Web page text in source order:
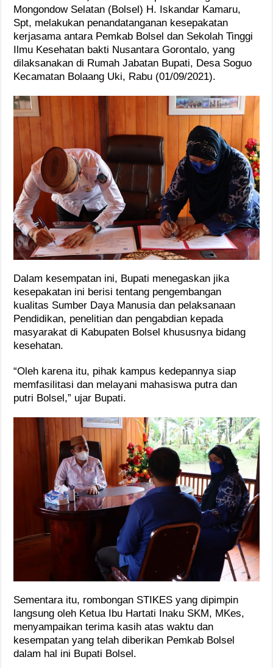
Mongondow Selatan (Bolsel) H. Iskandar Kamaru,
Spt, melakukan penandatanganan kesepakatan
kerjasama antara Pemkab Bolsel dan Sekolah Tinggi
Ilmu Kesehatan bakti Nusantara Gorontalo, yang
dilaksanakan di Rumah Jabatan Bupati, Desa Soguo
Kecamatan Bolaang Uki, Rabu (01/09/2021).
Dalam kesempatan ini, Bupati menegaskan jika
kesepakatan ini berisi tentang pengembangan
kualitas Sumber Daya Manusia dan pelaksanaan
Pendidikan, penelitian dan pengabdian kepada
masyarakat di Kabupaten Bolsel khususnya bidang
kesehatan.
“Oleh karena itu, pihak kampus kedepannya siap
memfasilitasi dan melayani mahasiswa putra dan
putri Bolsel,” ujar Bupati.
Sementara itu, rombongan STIKES yang dipimpin
langsung oleh Ketua Ibu Hartati Inaku SKM, MKes,
menyampaikan terima kasih atas waktu dan
kesempatan yang telah diberikan Pemkab Bolsel
dalam hal ini Bupati Bolsel.